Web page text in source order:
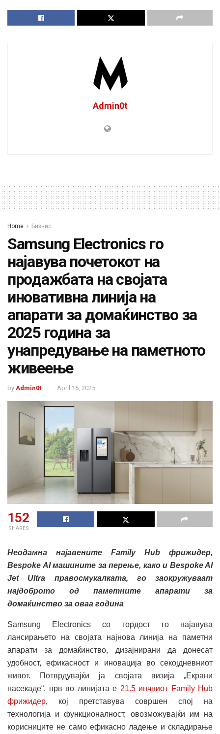
Admin0t
Home Бизнис
Samsung Electronics го
најавува почетокот на
продажбата на својата
иновативна линија на
апарати за домаќинство за
2025 година за
унапредување на паметното
живеење
by Admin0t April 15, 2025
152
SHARES
Неодамна најавените Family Hub фрижидер,
Bespoke AI машините за перење, како и Bespoke AI
Jet Ultra правосмукалката, го заокружуваат
најдоброто од паметните апарати за
домаќинство за оваа година
Samsung Electronics со гордост го најавува
лансирањето на својата најнова линија на паметни
апарати за домаќинство, дизајнирани да донесат
удобност, ефикасност и иновација во секојдневниот
живот. Потврдувајќи ја својата визија „Екрани
насекаде“, прв во линијата е 21.5 инчниот Family Hub
фрижидер, кој претставува совршен спој на
технологија и функционалност, овозможувајќи им на
корисниците не само ефикасно ладење и складирање